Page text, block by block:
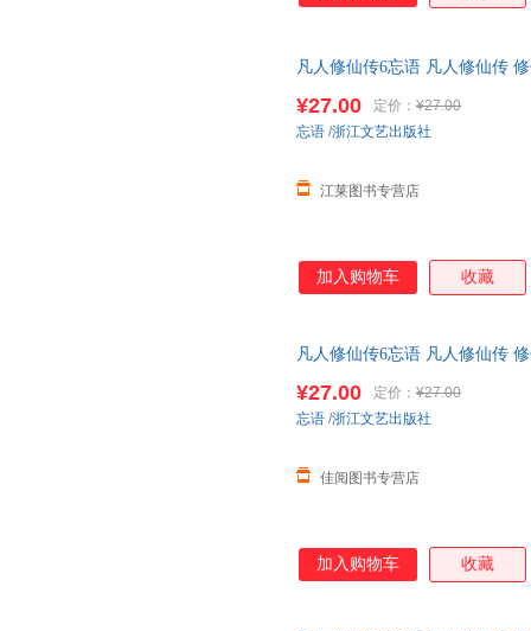
凡人修仙传6忘语 凡人修仙传
有优惠
¥27.00 定价： ¥27.00
江莱图书专营店
忘语 /浙江文艺出版社
加入购物车 收藏
凡人修仙传6忘语 凡人修仙传
¥27.00 定价： ¥27.00
佳阅图书专营店
忘语 /浙江文艺出版社
加入购物车 收藏